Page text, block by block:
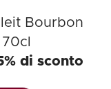
Bourbon
di sconto